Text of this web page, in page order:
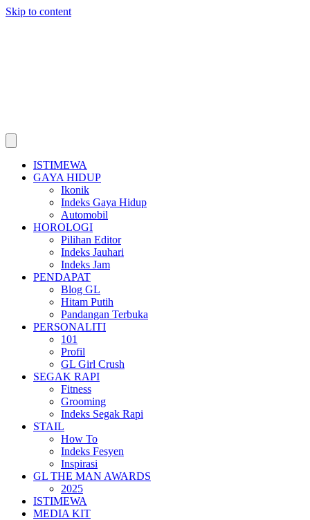
Skip to content
ISTIMEWA
GAYA HIDUP
Ikonik
Indeks Gaya Hidup
Automobil
HOROLOGI
Pilihan Editor
Indeks Jauhari
Indeks Jam
PENDAPAT
Blog GL
Hitam Putih
Pandangan Terbuka
PERSONALITI
101
Profil
GL Girl Crush
SEGAK RAPI
Fitness
Grooming
Indeks Segak Rapi
STAIL
How To
Indeks Fesyen
Inspirasi
GL THE MAN AWARDS
2025
ISTIMEWA
MEDIA KIT